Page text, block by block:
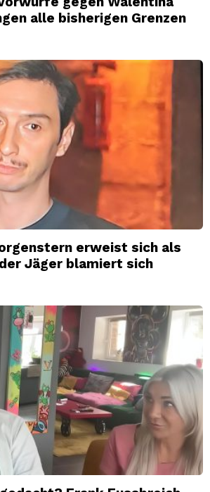
alle bisherigen Grenzen
erweist sich als
Jäger blamiert sich